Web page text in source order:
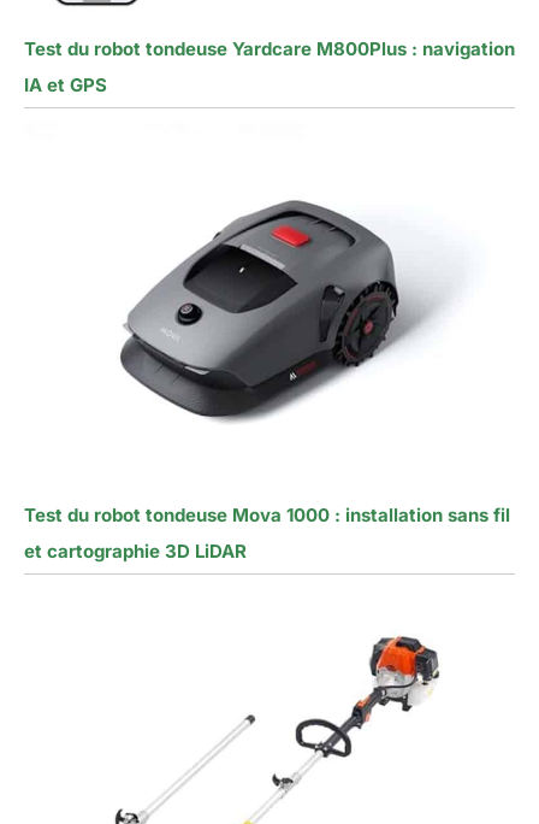
Test du robot tondeuse Yardcare M800Plus : navigation
IA et GPS
Test du robot tondeuse Mova 1000 : installation sans fil
et cartographie 3D LiDAR